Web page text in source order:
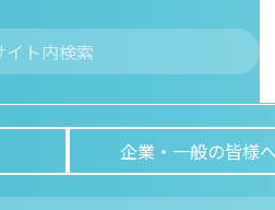
企業・一般の皆様へ